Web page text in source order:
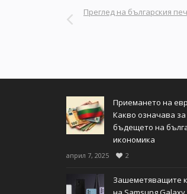
Преглед на българския
Приемането на
Какво означава за
бъдещето на
икономика
април 7, 2025 2
Зашеметяващите